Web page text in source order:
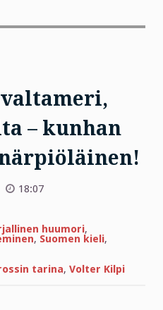
valtameri,
– kunhan
18:07
huumori,
, Suomen kieli,
tarina, Volter Kilpi